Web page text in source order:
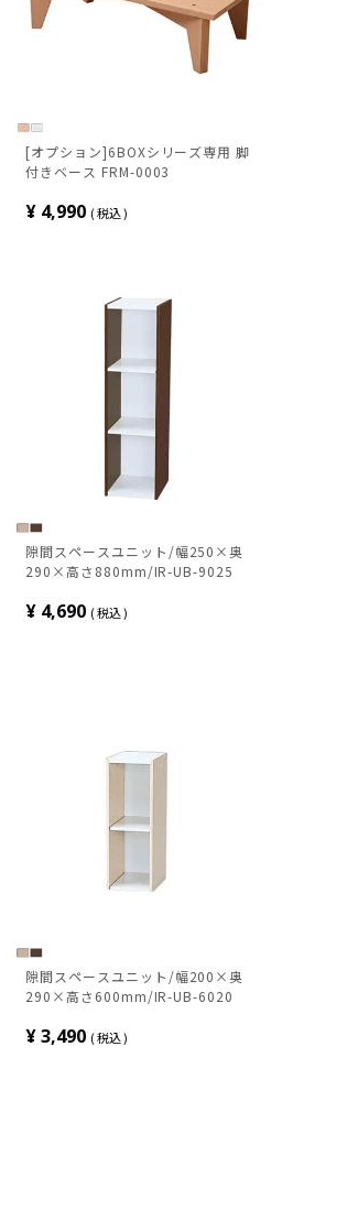
[オプション]6BOXシリーズ専用 脚
付きベース FRM-0003
¥ 4,990 税込
隙間スペースユニット/幅250×奥
290×高さ880mm/IR-UB-9025
¥ 4,690 税込
隙間スペースユニット/幅200×奥
290×高さ600mm/IR-UB-6020
¥3,490 税込